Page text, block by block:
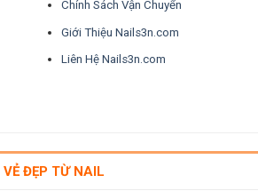
Chính Sách Vận Chuyển
Giới Thiệu Nails3n.com
Liên Hệ Nails3n.com
ĐẸP TỪ NAIL